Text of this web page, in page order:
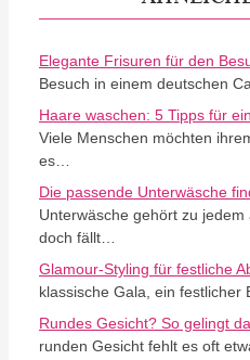
Elegante Frisuren für den
Besuch in einem deutschen
Haare waschen: 5 Tipps für
Viele Menschen möchten
es…
Die passende Unterwäsche
Unterwäsche gehört zu
doch fällt…
Glamour-Styling für festliche
klassische Gala, ein
Rundes Gesicht? So gelingt
runden Gesicht fehlt es oft